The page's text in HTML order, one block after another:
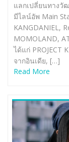
แลกเปลี่ยนทางวั
มีไลน์อัพ Main
KANGDANIEL,
MOMOLAND,
ได้แก่ PROJECT
จากอินเดีย, […]
Read More